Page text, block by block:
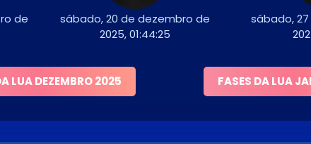
de
sábado, 20 de dezembro de
2025, 01:44:25
sábado,
LUA DEZEMBRO 2025 FASES DA LUA